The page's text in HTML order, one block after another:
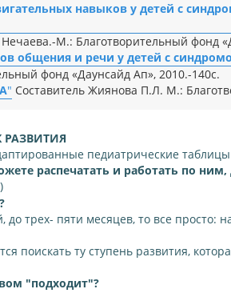
навыков у детей с
М.: Благотворительный фонд
общения и речи у детей с
фонд «Даунсайд Ап», 2010.-140с.
" Составитель Жиянова П.Л. М.:
РАЗВИТИЯ
педиатрические
распечатать и работать по
)
до трех- пяти месяцев, то все просто:
поискать ту ступень развития,
"подходит"?